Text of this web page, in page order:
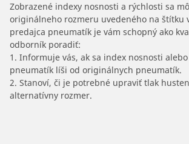
Zobrazené indexy nosnosti a rýchlosti sa
originálneho rozmeru uvedeného na štítku
predajca pneumatík je vám schopný ako
odborník poradiť:
1. Informuje vás, ak sa index nosnosti
pneumatík líši od originálnych pneumatík.
2. Stanoví, či je potrebné upraviť tlak
alternatívny rozmer.